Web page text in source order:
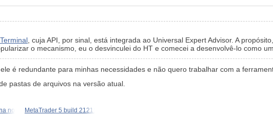
, cuja API, por sinal, está integrada ao Universal Expert Advisor. A
o mecanismo, eu o desvinculei do HT e comecei a desenvolvê-lo como
é redundante para minhas necessidades e não quero trabalhar com a
pastas de arquivos na versão atual.
no MetaTrader 5 build 2121: